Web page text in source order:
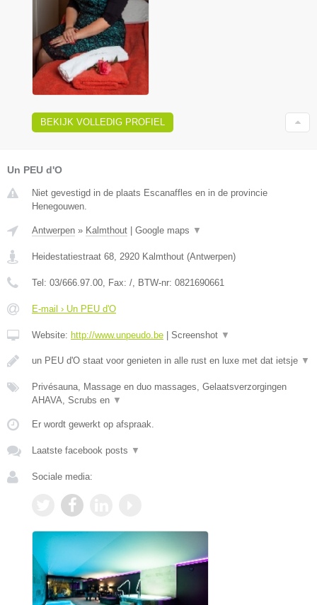
BEKIJK VOLLEDIG PROFIEL
Un PEU d'O
Niet gevestigd in de plaats Escanaffles en in de provincie
Henegouwen.
Antwerpen » Kalmthout Google maps ▼
Heidestatiestraat 68 2920 Kalmthout (Antwerpen)
Tel: 03/666.97.00 , Fax: / , BTW-nr: 0821690661
E-mail › Un PEU d'O
Website: http://www.unpeudo.be Screenshot ▼
un PEU d'O staat voor genieten in alle rust en luxe met dat ietsje ▼
Privésauna, Massage en duo massages, Gelaatsverzorgingen
AHAVA, Scrubs en ▼
Er wordt gewerkt op afspraak.
Laatste facebook posts ▼
Sociale media: